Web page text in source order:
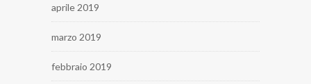
aprile 2019
marzo 2019
febbraio 2019